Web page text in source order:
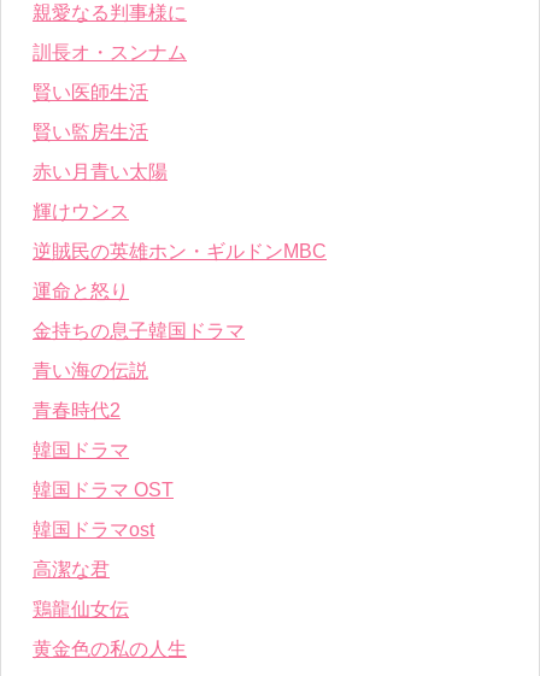
親愛なる判事様に
訓長オ・スンナム
賢い医師生活
賢い監房生活
赤い月青い太陽
輝けウンス
逆賊民の英雄ホン・ギルドンMBC
運命と怒り
金持ちの息子韓国ドラマ
青い海の伝説
青春時代2
韓国ドラマ
韓国ドラマ OST
韓国ドラマost
高潔な君
鶏龍仙女伝
黄金色の私の人生